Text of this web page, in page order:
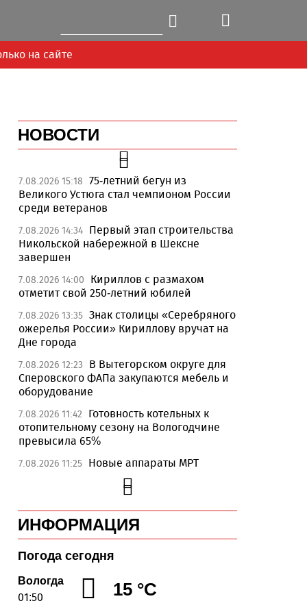
на сайте
НОВОСТИ
7.08.2026 15:18 75-летний бегун из
Великого Устюга стал чемпионом России
среди ветеранов
7.08.2026 14:34 Первый этап строительства
Никольской набережной в Шексне
завершен
7.08.2026 14:00
Кириллов с размахом
отметит свой 250-летний юбилей
7.08.2026 13:35 Знак столицы «Серебряного
ожерелья России» Кириллову вручат на
Дне города
7.08.2026 12:23
В Вытегорском округе для
Сперовского ФАПа закупаются мебель и
оборудование
7.08.2026 11:42
Готовность котельных к
отопительному сезону на Вологодчине
превысила 65%
7.08.2026 11:25 Новые аппараты МРТ
установят в двух медучреждениях
Вологодской области
7.08.2026 10:41 В Устюжне отметят 774-
летие города фестивалем кузнечного
мастерства
7.08.2026 10:18
Вологодская область
уверенно шагает в цифровое будущее
7.08.2026 09:49 На Вологодчине подвели
ИНФОРМАЦИЯ
Погода сегодня
Вологда
01:50 15 °C